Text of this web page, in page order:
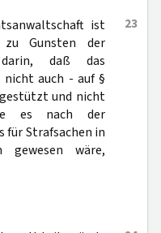
23
ist
zu Gunsten der
daß das
nicht auch - auf §
gestützt und nicht
es nach der
für Strafsachen in
wäre,